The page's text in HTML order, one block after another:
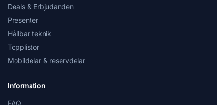
Deals & Erbjudanden
Presenter
Hållbar teknik
Topplistor
Mobildelar & reservdelar
Information
FAQ